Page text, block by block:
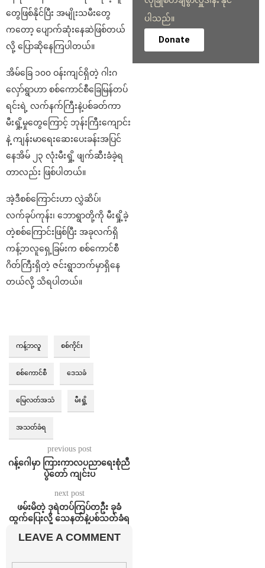
တွေဖြစ်နိုင်ပြီး အမျိုးသမီးတွေ
ကတော့ ပျောက်ဆုံးနေဆဲဖြစ်တယ်
လို့ ပြောဆိုနေကြပါတယ်။
အိမ်ခြေ ၁၀၀ ဝန်းကျင်ရှိတဲ့ ဂါးဂ
လှော်ရွာဟာ စစ်ကောင်စီခြေမြန်တပ်
ရင်းရဲ့ လက်နက်ကြီးနဲ့ပစ်ခတ်ကာ
မီးရှို့မှုတွေကြောင့် ဘုန်းကြီးကျောင်း
နဲ့ ကျန်းမာရေးဆေးပေးခန်းအပြင်
နေအိမ် ၂၃ လုံးမီးရှို့ ဖျက်ဆီးခံခဲ့ရ
တာလည်း ဖြစ်ပါတယ်။
အဲ့ဒီစစ်ကြောင်းဟာ လွှဲ‌‌ဆိပ်၊
လက်ခုပ်ကုန်း၊ ဘောရွာတို့ကို မီးရှို့ခဲ့
တဲ့စစ်ကြောင်းဖြစ်ပြီး အခုလက်ရှိ
ကန့်ဘလူရှေ့ခြမ်းက စစ်ကောင်စီ
ဂိတ်ကြီးရှိတဲ့ ဇင်းရွာဘက်မှာရှိနေ
တယ်လို့ သိရပါတယ်။
ကန့်ဘလူ စစ်ကိုင်း
စစ်ကောင်စီ ‌ဒေသခံ
မြေလတ်အသံ မီးရှို့
အသတ်ခံရ
previous post
ဂန့်ဂေါမှာ ကြားကာလပညာရေးစုံညီ
ပွဲတော် ကျင်းပ
next post
ဖမ်းမိတဲ့ ဒုရဲတပ်ကြပ်တဦး ခုခံ
ထွက်ပြေးလို့ သေနတ်နဲ့ပစ်သတ်ခံရ
LEAVE A COMMENT
ပါသည်။
Donate